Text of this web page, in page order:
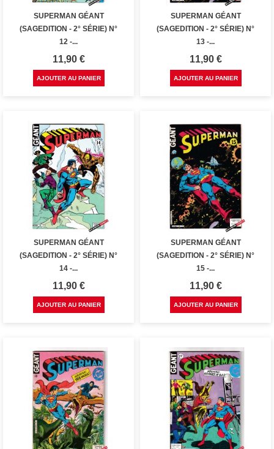
SUPERMAN GÉANT
(SAGEDITION - 2° SÉRIE) N°
12 -...
Prix
11,90 €
AJOUTER AU PANIER
SUPERMAN GÉANT
(SAGEDITION - 2° SÉRIE) N°
13 -...
Prix
11,90 €
AJOUTER AU PANIER
SUPERMAN GÉANT
(SAGEDITION - 2° SÉRIE) N°
14 -...
Prix
11,90 €
AJOUTER AU PANIER
SUPERMAN GÉANT
(SAGEDITION - 2° SÉRIE) N°
15 -...
Prix
11,90 €
AJOUTER AU PANIER